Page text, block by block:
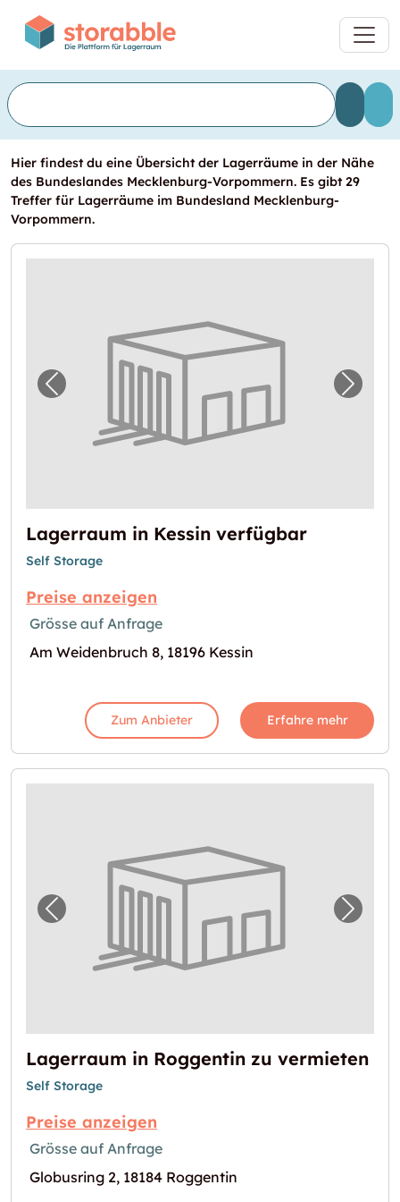
Hier findest du eine Übersicht der Lagerräume in der Nähe
des Bundeslandes Mecklenburg-Vorpommern. Es gibt 29
Treffer für Lagerräume im Bundesland Mecklenburg-
Vorpommern.
Vorheriges Bild für "Lagerraum in Kessin
Lagerraum in Kessin verfügbar
Self Storage
Preise anzeigen
Grösse auf Anfrage
Am Weidenbruch 8, 18196 Kessin
Zum Anbieter Erfahre mehr
Vorheriges Bild für "Lagerraum in
Lagerraum in Roggentin zu vermieten
Self Storage
Preise anzeigen
Grösse auf Anfrage
Globusring 2, 18184 Roggentin